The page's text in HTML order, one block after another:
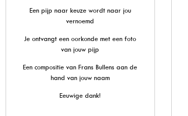
Een pijp naar keuze wordt naar jou
vernoemd
Je ontvangt een oorkonde met een foto
van jouw pijp
Een compositie van Frans Bullens aan de
hand van jouw naam
Eeuwige dank!